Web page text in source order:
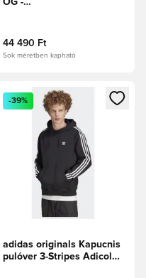
OG -
44 490 Ft
Sok méretben kapható
vagy a tagként
Megnyit egy modált a
-39%
adidas originals Kapucnis
pulóver 3-Stripes Adicolor